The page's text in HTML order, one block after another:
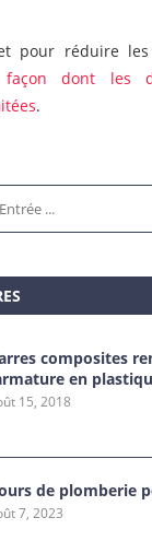
pour réduire les
dont les
.
composites
en
15, 2018
de plomberie
7, 2023